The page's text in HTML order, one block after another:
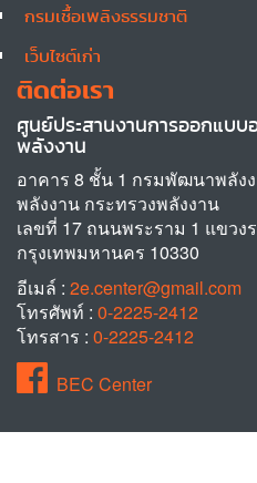
กรมเชื้อเพลิงธรรมชาติ
เว็บไซต์เก่า
ติดต่อเรา
ศูนย์ประสานงานการออกแบบ
พลังงาน
อาคาร 8 ชั้น 1 กรมพัฒนาพลัง
พลังงาน กระทรวงพลังงาน
เลขที่ 17 ถนนพระราม 1 แขวง
กรุงเทพมหานคร 10330
อีเมล์ : 2e.center@gmail.com
โทรศัพท์ : 0-2225-2412
โทรสาร : 0-2225-2412
BEC Center